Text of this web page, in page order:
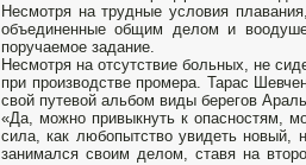
Несмотря на трудные условия
объединенные общим делом и
поручаемое задание.
Несмотря на отсутствие больных, не
при производстве промера. Тарас
свой путевой альбом виды берегов
«Да, можно привыкнуть к опасностям,
сила, как любопытство увидеть
занимался своим делом, ставя на